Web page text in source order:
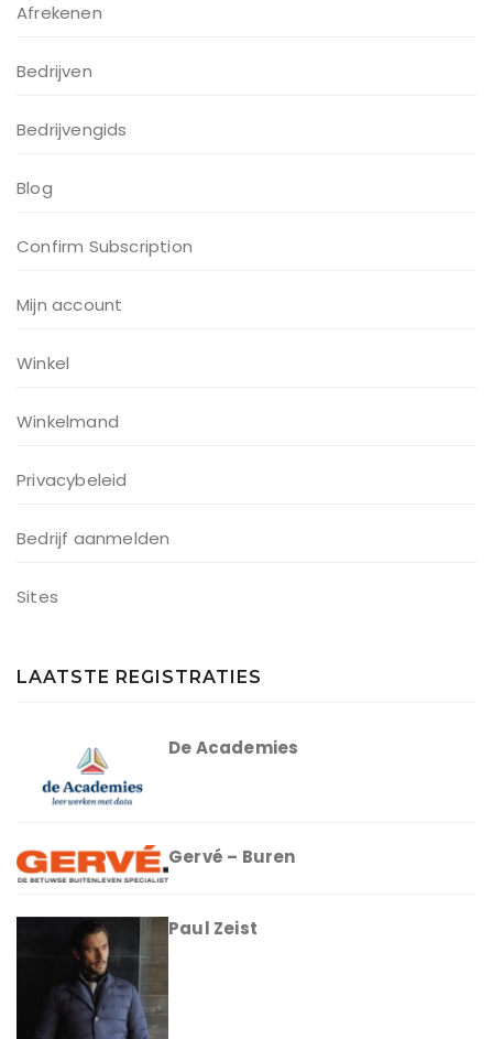
Afrekenen
Bedrijven
Bedrijvengids
Blog
Confirm Subscription
Mijn account
Winkel
Winkelmand
Privacybeleid
Bedrijf aanmelden
Sites
LAATSTE REGISTRATIES
De Academies
Gervé – Buren
Paul Zeist